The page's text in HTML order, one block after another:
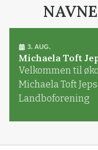
3. AUG.
Michaela Toft
Velkommen til
Michaela Toft
Landboforening